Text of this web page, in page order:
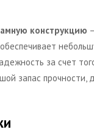
конструкцию
за счет
запас